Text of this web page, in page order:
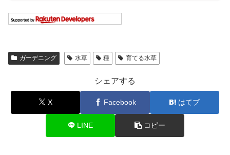
ガーデニング 水草 種 育てる水草
シェアする
X Facebook はてブ
LINE コピー